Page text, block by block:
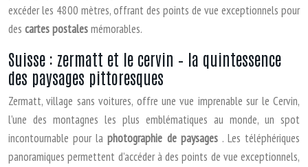
excéder les 4800 mètres, offrant des points de vue exceptionnels pour
des cartes postalesmémorables.
Suisse : zermatt et le cervin – la quintessence
des paysages pittoresques
Zermatt, village sans voitures, offre une vue imprenable sur le Cervin,
l’une des montagnes les plus emblématiques au monde, un spot
incontournable pour laphotographie de paysages . Les téléphériques
panoramiques permettent d’accéder à des points de vue exceptionnels,